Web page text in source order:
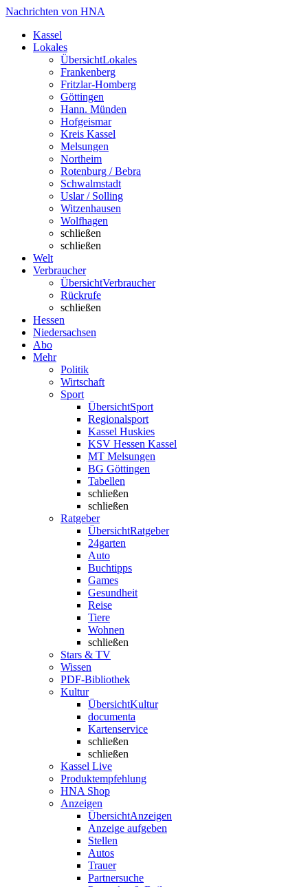
Nachrichten von HNA
Kassel
Lokales
ÜbersichtLokales
Frankenberg
Fritzlar-Homberg
Göttingen
Hann. Münden
Hofgeismar
Kreis Kassel
Melsungen
Northeim
Rotenburg / Bebra
Schwalmstadt
Uslar / Solling
Witzenhausen
Wolfhagen
schließen
schließen
Welt
Verbraucher
ÜbersichtVerbraucher
Rückrufe
schließen
Hessen
Niedersachsen
Abo
Mehr
Politik
Wirtschaft
Sport
ÜbersichtSport
Regionalsport
Kassel Huskies
KSV Hessen Kassel
MT Melsungen
BG Göttingen
Tabellen
schließen
schließen
Ratgeber
ÜbersichtRatgeber
24garten
Auto
Buchtipps
Games
Gesundheit
Reise
Tiere
Wohnen
schließen
Stars & TV
Wissen
PDF-Bibliothek
Kultur
ÜbersichtKultur
documenta
Kartenservice
schließen
schließen
Kassel Live
Produktempfehlung
HNA Shop
Anzeigen
ÜbersichtAnzeigen
Anzeige aufgeben
Stellen
Autos
Trauer
Partnersuche